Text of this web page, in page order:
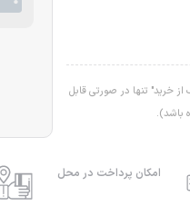
خرید" تنها در صورتی قابل
باشد).
امکان پرداخت در محل